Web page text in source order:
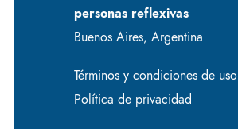
personas reflexivas
Buenos Aires, Argentina
Términos y condiciones de uso
Política de privacidad